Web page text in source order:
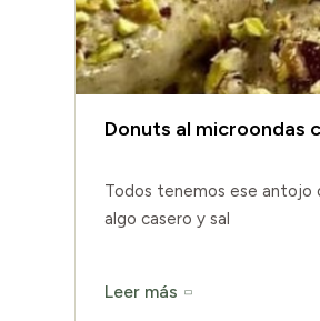
Donuts al microondas
Todos tenemos ese antojo
algo casero y sal
Leer más